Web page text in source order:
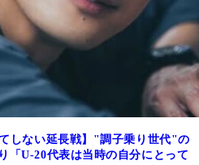
しない延長戦】"調子乗り世代"の
「U-20代表は当時の自分にとって